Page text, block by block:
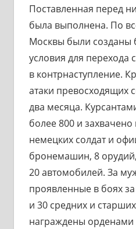
Поставленная перед
была выполнена. По
Москвы были созданы
условия для перехода
в контрнаступление.
атаки превосходящих
два месяца.
более 800 и
немецких солдат и
бронемашин, 8
20 автомобилей. За
проявленные в боях за
и 30 средних и
награждены